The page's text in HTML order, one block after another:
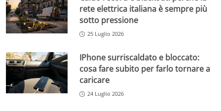
rete elettrica italiana è sempre più
sotto pressione
25 Luglio 2026
IPhone surriscaldato e bloccato:
cosa fare subito per farlo tornare a
caricare
24 Luglio 2026